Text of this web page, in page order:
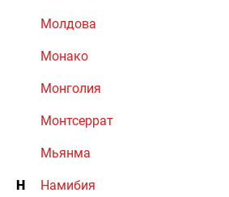
Молдова
Монако
Монголия
Монтсеррат
Мьянма
Н Намибия